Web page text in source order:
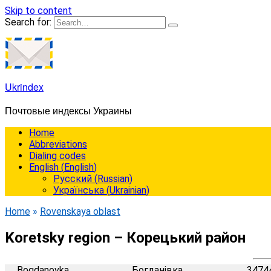
Skip to content
Search for:
Ukrindex
Почтовые индексы Украины
Home
Abbreviations
Dialing codes
English (English)
Русский (Russian)
Українська (Ukrainian)
Home » Rovenskaya oblast
Koretsky region – Корецький район